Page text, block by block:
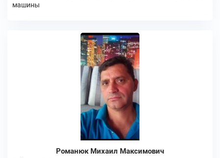
машины
Романюк Михаил Максимович